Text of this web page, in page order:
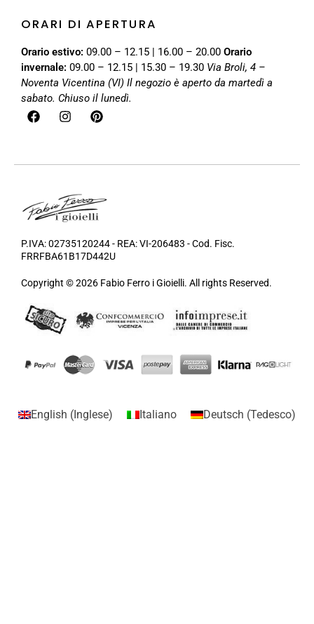
ORARI DI APERTURA
Orario estivo: 09.00 – 12.15 | 16.00 – 20.00 Orario
invernale: 09.00 – 12.15 | 15.30 – 19.30 Via Broli, 4 –
Noventa Vicentina (VI) Il negozio è aperto da martedì a
sabato. Chiuso il lunedì.
P.IVA: 02735120244 - REA: VI-206483 - Cod. Fisc.
FRRFBA61B17D442U
Copyright © 2026 Fabio Ferro i Gioielli. All rights Reserved.
English (Inglese) Italiano Deutsch (Tedesco)